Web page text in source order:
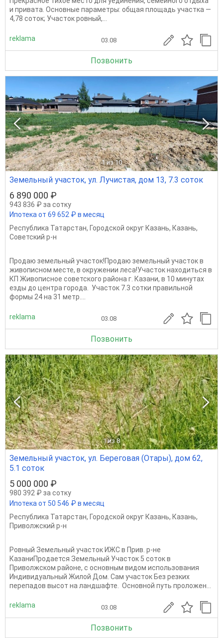
и привата. Основные параметры: общая площадь участка —
4,78 соток; Участок ровный,...
reklama 03.08
Позвонить
1 из 10
Земельный участок, ул. Лучистая, дом 13, 7.3 соток
6 890 000 ₽
943 836 ₽ за сотку
Ипотека от 69 652 ₽ в месяц
Республика Татарстан, Городской округ Казань, Казань,
Советский р-н
Продаю земельный участок!Продаю земельный участок в
живописном месте, в окружении леса!Участок находиться в
КП Живописное советского района г. Казани, в 10 минутах
езды до центра города. Участок 7.3 сотки правильной
формы 24 на 31 метр....
reklama 03.08
Позвонить
1 из 8
Земельный участок, ул. Береговая (Отары), дом 62,
5.1 соток
5 000 000 ₽
980 392 ₽ за сотку
Ипотека от 50 546 ₽ в месяц
Республика Татарстан, Городской округ Казань, Казань,
Приволжский р-н
Ровный Земельный участок ИЖС в Прив. р-не
КазаниПродается Земельный Участок 5 соток в
Приволжском районе, с основным видом использования
Индивидуальный Жилой Дом. Сам участок Без резких
перепадов высот на ландшафте. Основной путь проложен...
reklama 03.08
Позвонить